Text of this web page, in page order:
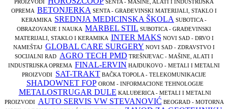
PROIZVODI
SENTA - MAŠINE, ALATI I INDUSTRIJSKA
OPREMA BETONJERKA SENTA - GRAĐEVINSKI MATERIJALI, STAKLO I
KERAMIKA SREDNJA MEDICINSKA ŠKOLA SUBOTICA -
OBRAZOVANJE I NAUKA MARBEL STIL SUBOTICA - GRAĐEVINSKI
MATERIJALI, STAKLO I KERAMIKA INTER MAKS NOVI SAD - DRVO I
NAMEŠTAJ GLOBAL CARE SURGERY NOVI SAD - ZDRAVSTVO I
SOCIJALNI RAD AGRO TECH PMD TREŠNJEVAC - MAŠINE, ALATI I
INDUSTRIJSKA OPREMA FINAL-ERVIN HAJDUKOVO - METALI I METALNI
PROIZVODI SAT-TRAKT BAČKA TOPOLA - TELEKOMUNIKACIJE
SHADOWNET FOPOROM - INFORMACIONE TEHNOLOGIJE
METALOSTRUGAR DULE KALUĐERICA - METALI I METALNI
PROIZVODI AUTO SERVIS VW STEVANOVIĆ BEOGRAD - MOTORNA